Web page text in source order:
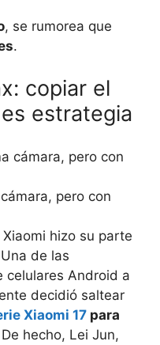
, se rumorea que
.
copiar el
estrategia
pero con
hizo su parte
de las
celulares Android a
decidió saltear
Xiaomi 17 para
hecho, Lei Jun,